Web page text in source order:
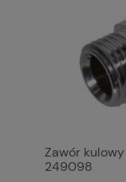
Zawór
249098